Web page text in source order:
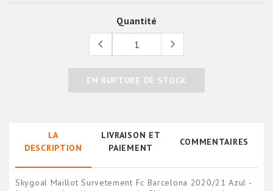
Quantité
EN RUPTURE DE STOCK
LA
DESCRIPTION
LIVRAISON ET
PAIEMENT
COMMENTAIRES
Skygoal Maillot Survetement Fc Barcelona 2020/21 Azul -